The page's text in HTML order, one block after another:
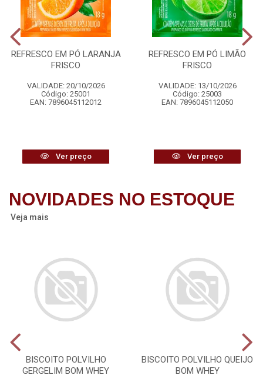
REFRESCO EM PÓ LARANJA
FRISCO
VALIDADE: 20/10/2026
Código: 25001
EAN: 7896045112012
Ver preço
REFRESCO EM PÓ LIMÃO
FRISCO
VALIDADE: 13/10/2026
Código: 25003
EAN: 7896045112050
Ver preço
NOVIDADES NO ESTOQUE
Veja mais
BISCOITO POLVILHO
GERGELIM BOM WHEY
BISCOITO POLVILHO QUEIJO
BOM WHEY